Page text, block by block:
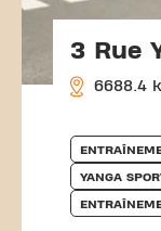
3 Rue
6688.4
YANGA